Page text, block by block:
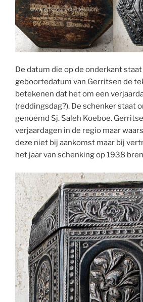
De datum die op de onderkant staat
geboortedatum van Gerritsen de
betekenen dat het om een
(reddingsdag?). De schenker staat
genoemd Sj. Saleh Koeboe.
verjaardagen in de regio maar
deze niet bij aankomst maar bij
het jaar van schenking op 1938